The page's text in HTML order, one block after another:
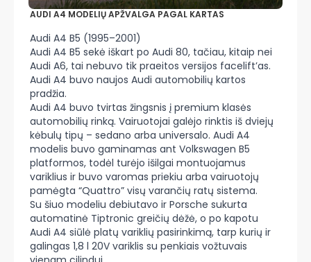
AUDI A4 MODELIŲ APŽVALGA PAGAL KARTAS
Audi A4 B5 (1995–2001)
Audi A4 B5 sekė iškart po Audi 80, tačiau, kitaip nei
Audi A6, tai nebuvo tik praeitos versijos facelift’as.
Audi A4 buvo naujos Audi automobilių kartos
pradžia.
Audi A4 buvo tvirtas žingsnis į premium klasės
automobilių rinką. Vairuotojai galėjo rinktis iš dviejų
kėbulų tipų – sedano arba universalo. Audi A4
modelis buvo gaminamas ant Volkswagen B5
platformos, todėl turėjo išilgai montuojamus
variklius ir buvo varomas priekiu arba vairuotojų
pamėgta “Quattro” visų varančių ratų sistema.
Su šiuo modeliu debiutavo ir Porsche sukurta
automatinė Tiptronic greičių dėžė, o po kapotu
Audi A4 siūlė platų variklių pasirinkimą, tarp kurių ir
galingas 1,8 l 20V variklis su penkiais vožtuvais